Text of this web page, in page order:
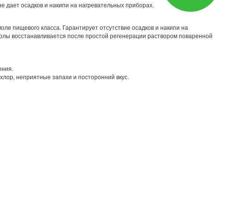
дает осадков и накипи на нагревательных приборах.
пищевого класса. Гарантирует отсутствие осадков и накипи на
восстанавливается после простой регенерации раствором поваренной
неприятные запахи и посторонний вкус.